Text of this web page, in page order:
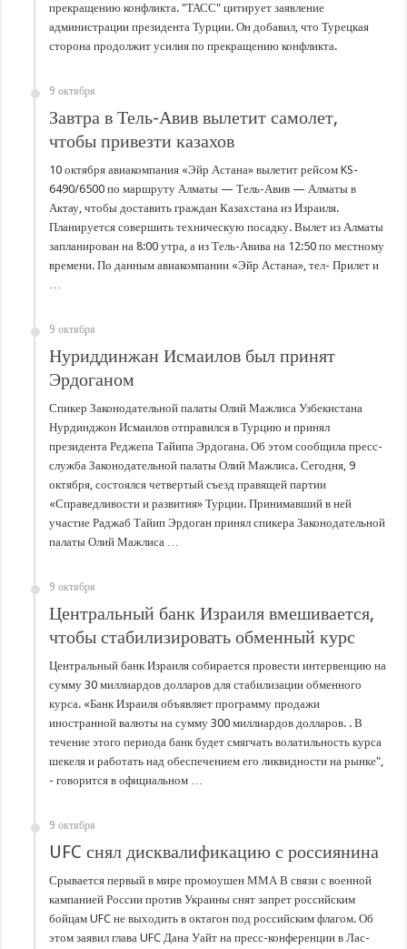
прекращению конфликта. "ТАСС" цитирует заявление
администрации президента Турции. Он добавил, что Турецкая
сторона продолжит усилия по прекращению конфликта.
9 октября
Завтра в Тель-Авив вылетит самолет,
чтобы привезти казахов
10 октября авиакомпания «Эйр Астана» вылетит рейсом KS-
6490/6500 по маршруту Алматы — Тель-Авив — Алматы в
Актау, чтобы доставить граждан Казахстана из Израиля.
Планируется совершить техническую посадку. Вылет из Алматы
запланирован на 8:00 утра, а из Тель-Авива на 12:50 по местному
времени. По данным авиакомпании «Эйр Астана», тел- Прилет и
…
9 октября
Нуриддинжан Исмаилов был принят
Эрдоганом
Спикер Законодательной палаты Олий Мажлиса Узбекистана
Нурдинджон Исмаилов отправился в Турцию и принял
президента Реджепа Тайипа Эрдогана. Об этом сообщила пресс-
служба Законодательной палаты Олий Мажлиса. Сегодня, 9
октября, состоялся четвертый съезд правящей партии
«Справедливости и развития» Турции. Принимавший в ней
участие Раджаб Тайип Эрдоган принял спикера Законодательной
палаты Олий Мажлиса …
9 октября
Центральный банк Израиля вмешивается,
чтобы стабилизировать обменный курс
Центральный банк Израиля собирается провести интервенцию на
сумму 30 миллиардов долларов для стабилизации обменного
курса. «Банк Израиля объявляет программу продажи
иностранной валюты на сумму 300 миллиардов долларов. . В
течение этого периода банк будет смягчать волатильность курса
шекеля и работать над обеспечением его ликвидности на рынке",
- говорится в официальном …
9 октября
UFC снял дисквалификацию с россиянина
Срывается первый в мире промоушен ММА В связи с военной
кампанией России против Украины снят запрет российским
бойцам UFC не выходить в октагон под российским флагом. Об
этом заявил глава UFC Дана Уайт на пресс-конференции в Лас-